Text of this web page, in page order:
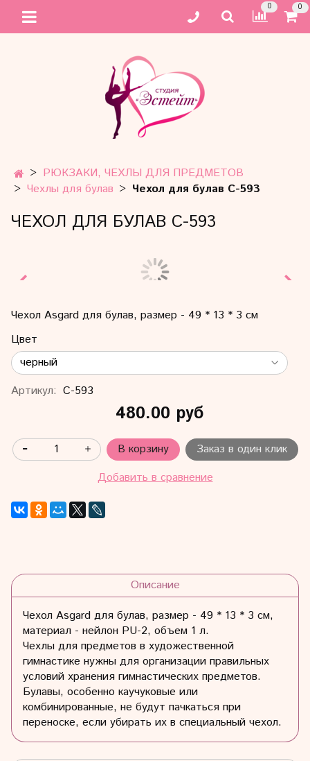
0 0
РЮКЗАКИ, ЧЕХЛЫ ДЛЯ ПРЕДМЕТОВ
Чехлы для булав
Чехол для булав C-593
ЧЕХОЛ ДЛЯ БУЛАВ C-593
Чехол Asgard для булав, размер - 49 * 13 * 3 см
Цвет
Артикул: С-593
480.00 руб
В корзину
Заказ в один клик
Добавить в сравнение
Описание
Чехол Asgard для булав, размер - 49 * 13 * 3 см,
материал - нейлон PU-2, объем 1 л.
Чехлы для предметов в художественной
гимнастике нужны для организации правильных
условий хранения гимнастических предметов.
Булавы, особенно каучуковые или
комбинированные, не будут пачкаться при
переноске, если убирать их в специальный чехол.